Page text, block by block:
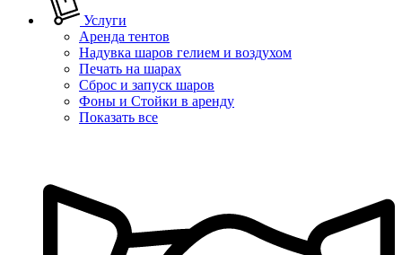
Услуги
Аренда тентов
Надувка шаров гелием и воздухом
Печать на шарах
Сброс и запуск шаров
Фоны и Стойки в аренду
Показать все